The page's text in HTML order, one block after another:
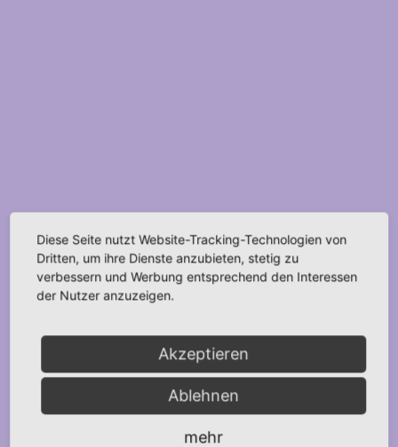
Diese Seite nutzt Website-Tracking-Technologien von
Dritten, um ihre Dienste anzubieten, stetig zu
verbessern und Werbung entsprechend den Interessen
der Nutzer anzuzeigen.
Akzeptieren
Ablehnen
mehr